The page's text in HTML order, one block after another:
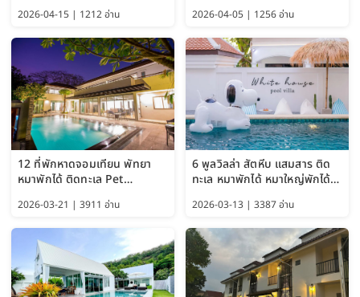
2026-04-15 | 1212 อ่าน
Bangkok อัปเดตล่าสุด
2026-04-05 | 1256 อ่าน
12 ที่พักหาดจอมเทียน พัทยา
หมาพักได้ ติดทะเล Pet
พักได้ อัปเดต 2569
2026-03-21 | 3911 อ่าน
6 พูลวิลล่า สัตหีบ แสมสาร ติด
ทะเล หมาพักได้ หมาใหญ่พักได้
2026-03-13 | 3387 อ่าน